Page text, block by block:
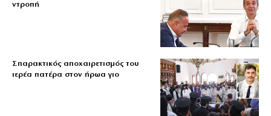
ντροπή
Σπαρακτικός αποχαιρετισμός του
ιερέα πατέρα στον ήρωα γιο